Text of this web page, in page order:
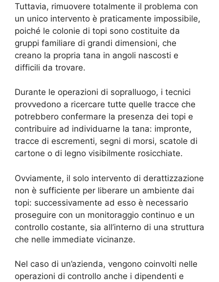
Tuttavia, rimuovere totalmente il problema con
un unico intervento è praticamente impossibile,
poiché le colonie di topi sono costituite da
gruppi familiare di grandi dimensioni, che
creano la propria tana in angoli nascosti e
difficili da trovare.
Durante le operazioni di sopralluogo, i tecnici
provvedono a ricercare tutte quelle tracce che
potrebbero confermare la presenza dei topi e
contribuire ad individuarne la tana: impronte,
tracce di escrementi, segni di morsi, scatole di
cartone o di legno visibilmente rosicchiate.
Ovviamente, il solo intervento di derattizzazione
non è sufficiente per liberare un ambiente dai
topi: successivamente ad esso è necessario
proseguire con un monitoraggio continuo e un
controllo costante, sia all’interno di una struttura
che nelle immediate vicinanze.
Nel caso di un’azienda, vengono coinvolti nelle
operazioni di controllo anche i dipendenti e